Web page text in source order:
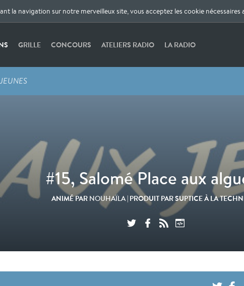
la navigation sur notre merveilleux site, vous acceptez les cookie
GRILLE CONCOURS ATELIERS RADIO LA RADIO
#15, Salomé Place aux
ANIMÉ PAR NOUHAÏLA| PRODUIT PAR SUPTICE À LA